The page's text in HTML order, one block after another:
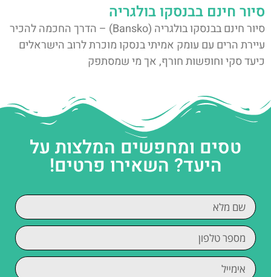
סיור חינם בבנסקו בולגריה
סיור חינם בבנסקו בולגריה (Bansko) – הדרך החכמה להכיר
עיירת הרים עם עומק אמיתי בנסקו מוכרת לרוב הישראלים
כיעד סקי וחופשות חורף, אך מי שמסתפק
טסים ומחפשים המלצות על
היעד? השאירו פרטים!